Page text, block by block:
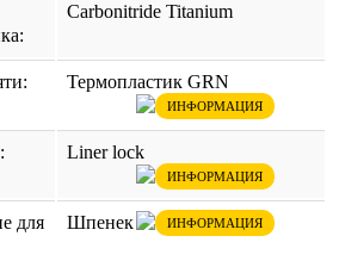
Carbonitride Titanium
Термопластик GRN
ИНФОРМАЦИЯ
Liner lock
ИНФОРМАЦИЯ
для
Шпенек ИНФОРМАЦИЯ